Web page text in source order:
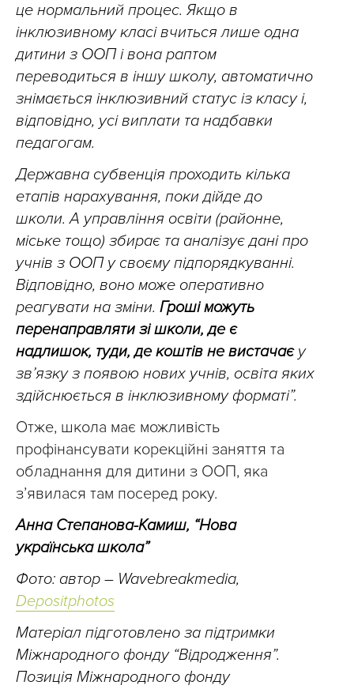
це нормальний процес. Якщо в
інклюзивному класі вчиться лише одна
дитини з ООП і вона раптом
переводиться в іншу школу, автоматично
знімається інклюзивний статус із класу і,
відповідно, усі виплати та надбавки
педагогам.
Державна субвенція проходить кілька
етапів нарахування, поки дійде до
школи. А управління освіти (районне,
міське тощо) збирає та аналізує дані про
учнів з ООП у своєму підпорядкуванні.
Відповідно, воно може оперативно
реагувати на зміни. Гроші можуть
перенаправляти зі школи, де є
надлишок, туди, де коштів не вистачаєу
зв’язку з появою нових учнів, освіта яких
здійснюється в інклюзивному форматі”.
Отже, школа має можливість
профінансувати корекційні заняття та
обладнання для дитини з ООП, яка
з’явилася там посеред року.
Анна Степанова-Камиш, “Нова
українська школа”
Фото: автор – Wavebreakmedia,
Depositphotos
Матеріал підготовлено за підтримки
Міжнародного фонду “Відродження”.
Позиція Міжнародного фонду